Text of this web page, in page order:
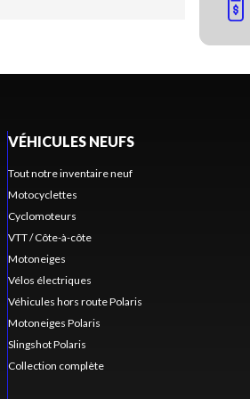
VÉHICULES NEUFS
Tout notre inventaire neuf
Motocyclettes
Cyclomoteurs
VTT / Côte-à-côte
Motoneiges
Vélos électriques
Véhicules hors route Polaris
Motoneiges Polaris
Slingshot Polaris
Collection complète